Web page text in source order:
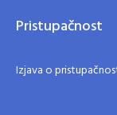
Pristupačnost
Izjava o